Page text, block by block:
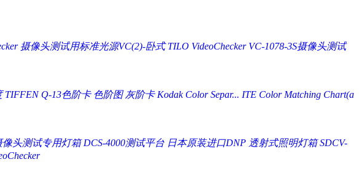
摄像头测试用标准光源VC(2)-卧式 TILO VideoChecker VC-1078-3S摄像头测试
TIFFEN Q-13色阶卡 色阶图 灰阶卡 Kodak Color Separ... ITE Color Matching Chart(a
像头测试专用灯箱 DCS-4000测试平台 日本原装进口DNP 透射式照明灯箱 SDCV-